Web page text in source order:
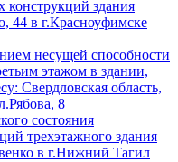
конструкций здания
44 в г.Красноуфимске
несущей способности
этажом в здании,
Свердловская область,
8
состояния
трехэтажного здания
в г.Нижний Тагил